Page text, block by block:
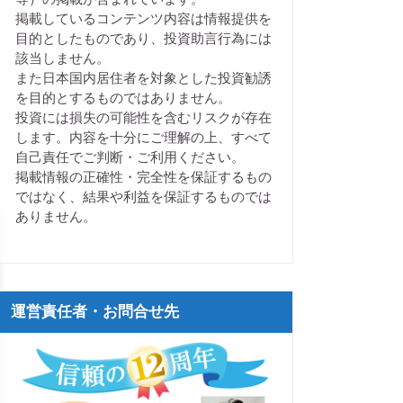
掲載しているコンテンツ内容は情報提供を
目的としたものであり、投資助言行為には
該当しません。
また日本国内居住者を対象とした投資勧誘
を目的とするものではありません。
投資には損失の可能性を含むリスクが存在
します。内容を十分にご理解の上、すべて
自己責任でご判断・ご利用ください。
掲載情報の正確性・完全性を保証するもの
ではなく、結果や利益を保証するものでは
ありません。
運営責任者・お問合せ先